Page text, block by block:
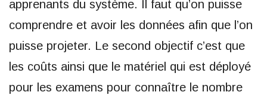
apprenants du système. Il faut qu’on puisse
comprendre et avoir les données afin que l’on
puisse projeter. Le second objectif c’est que
les coûts ainsi que le matériel qui est déployé
pour les examens pour connaître le nombre